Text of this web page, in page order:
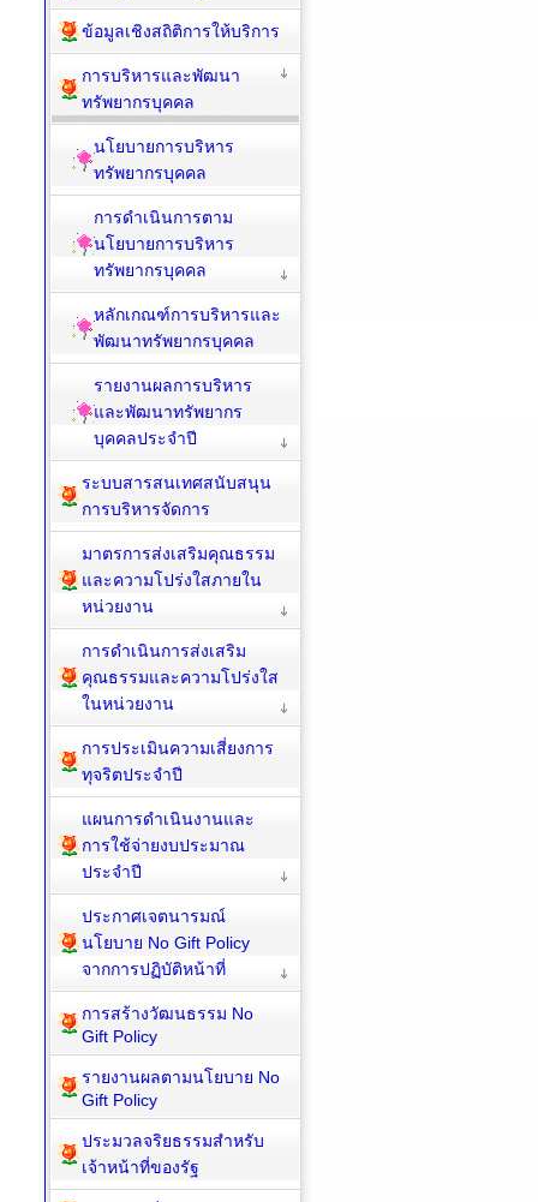
มาตรฐานการปฏิบัติงาน
ข้อมูลเชิงสถิติการให้บริการ
การบริหารและพัฒนา
ทรัพยากรบุคคล
นโยบายการบริหาร
ทรัพยากรบุคคล
การดำเนินการตาม
นโยบายการบริหาร
ทรัพยากรบุคคล
หลักเกณฑ์การบริหารและ
พัฒนาทรัพยากรบุคคล
รายงานผลการบริหาร
และพัฒนาทรัพยากร
บุคคลประจำปี
ระบบสารสนเทศสนับสนุน
การบริหารจัดการ
มาตรการส่งเสริมคุณธรรม
และความโปร่งใสภายใน
หน่วยงาน
การดำเนินการส่งเสริม
คุณธรรมและความโปร่งใส
ในหน่วยงาน
การประเมินความเสี่ยงการ
ทุจริตประจำปี
แผนการดำเนินงานและ
การใช้จ่ายงบประมาณ
ประจำปี
ประกาศเจตนารมณ์
นโยบาย No Gift Policy
จากการปฏิบัติหน้าที่
การสร้างวัฒนธรรม No
Gift Policy
รายงานผลตามนโยบาย No
Gift Policy
ประมวลจริยธรรมสำหรับ
เจ้าหน้าที่ของรัฐ